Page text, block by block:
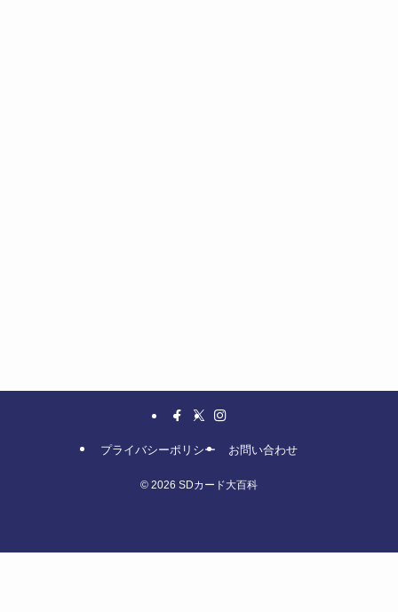
プライバシーポリシー お問い合わせ
© 2026 SDカード大百科